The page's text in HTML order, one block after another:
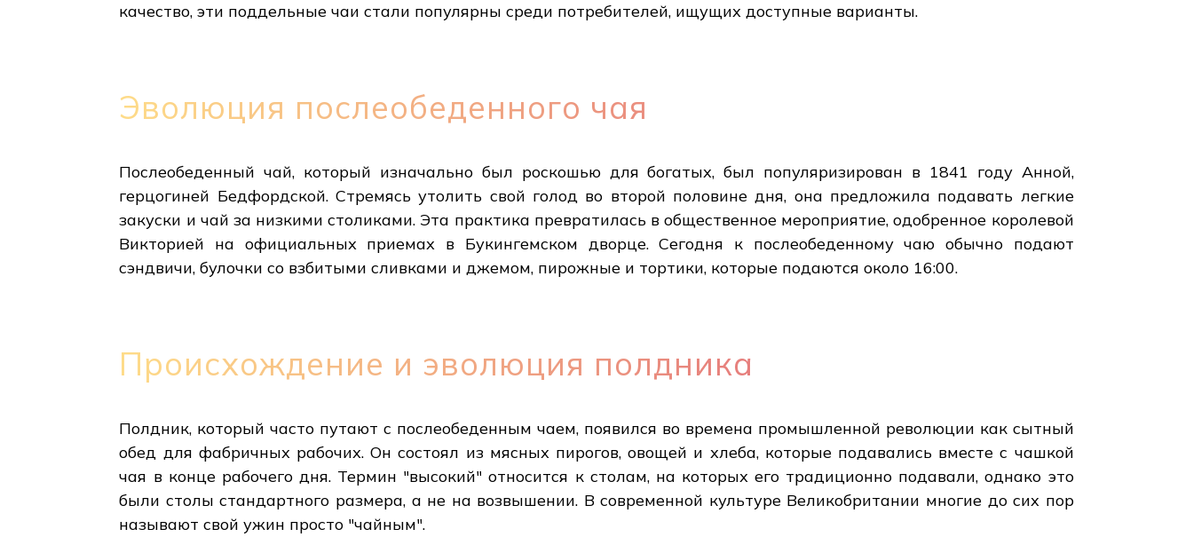
качество, эти поддельные чаи стали популярны среди потребителей, ищущих доступные варианты.
Эволюция послеобеденного чая
Послеобеденный чай, который изначально был роскошью для богатых, был популяризирован в 1841 году Анной,
герцогиней Бедфордской. Стремясь утолить свой голод во второй половине дня, она предложила подавать легкие
закуски и чай за низкими столиками. Эта практика превратилась в общественное мероприятие, одобренное королевой
Викторией на официальных приемах в Букингемском дворце. Сегодня к послеобеденному чаю обычно подают
сэндвичи, булочки со взбитыми сливками и джемом, пирожные и тортики, которые подаются около 16:00.
Происхождение и эволюция полдника
Полдник, который часто путают с послеобеденным чаем, появился во времена промышленной революции как сытный
обед для фабричных рабочих. Он состоял из мясных пирогов, овощей и хлеба, которые подавались вместе с чашкой
чая в конце рабочего дня. Термин "высокий" относится к столам, на которых его традиционно подавали, однако это
были столы стандартного размера, а не на возвышении. В современной культуре Великобритании многие до сих пор
называют свой ужин просто "чайным".